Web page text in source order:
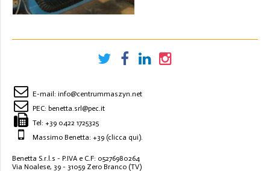
E-mail: info@centrummaszyn.net
PEC: benetta.srl@pec.it
Tel: +39 0422 1725325
Massimo Benetta: +39 (clicca qui).
Benetta S.r.l.s - P.IVA e C.F: 05276980264
Via Noalese, 39 - 31059 Zero Branco (TV)